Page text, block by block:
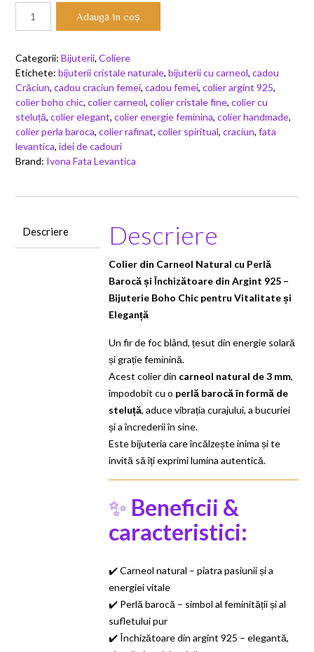
Colier
Carneol
Natural
cu
Perla
Baroca
inchizatoare
din
Adaugă în coș
Categorii: Bijuterii, Coliere
Etichete: bijuterii cristale naturale, bijuterii cu carneol, cadou
Crăciun, cadou craciun femei, cadou femei, colier argint 925,
colier boho chic, colier carneol, colier cristale fine, colier cu
steluță, colier elegant, colier energie feminina, colier handmade,
colier perla baroca, colier rafinat, colier spiritual, craciun, fata
levantica, idei de cadouri
Brand: Ivona Fata Levantica
Descriere Descriere
Colier din Carneol Natural cu Perlă
Barocă și Închizătoare din Argint 925 –
Bijuterie Boho Chic pentru Vitalitate și
Eleganță
Un fir de foc blând, țesut din energie solară
și grație feminină.
Acest colier din carneol natural de 3 mm,
împodobit cu o perlă barocă în formă de
steluță, aduce vibrația curajului, a bucuriei
și a încrederii în sine.
Este bijuteria care încălzește inima și te
invită să îți exprimi lumina autentică.
✨ Beneficii &
caracteristici:
✔️ Carneol natural – piatra pasiunii și a
energiei vitale
✔️ Perlă barocă – simbol al feminității și al
sufletului pur
✔️ Închizătoare din argint 925 – elegantă,